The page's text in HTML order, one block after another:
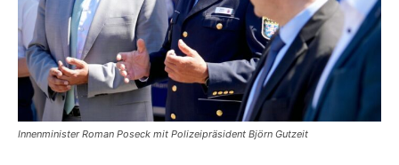
Innenminister Roman Poseck mit Polizeipräsident Björn Gutzeit